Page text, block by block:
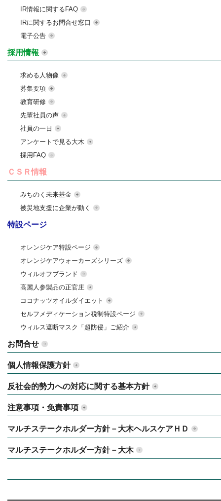
IR情報に関するFAQ
IRに関するお問合せ窓口
電子公告
採用情報
求める人物像
募集要項
教育研修
先輩社員の声
社員の一日
アンケートで見る大木
採用FAQ
ＣＳＲ情報
みちのく未来基金
被災地支援に企業が動く
特設ページ
オレンジケア特設ページ
オレンジケアウォーカーズシリーズ
ウィルオフブランド
高麗人参製品の正官庄
ココナッツオイルダイエット
セルフメディケーション税制特設ページ
ウィルス遮断マスク「超防侵」ご紹介
お問合せ
個人情報保護方針
反社会的勢力への対応に関する基本方針
注意事項・免責事項
マルチステークホルダー方針－大木ヘルスケアＨＤ
マルチステークホルダー方針－大木